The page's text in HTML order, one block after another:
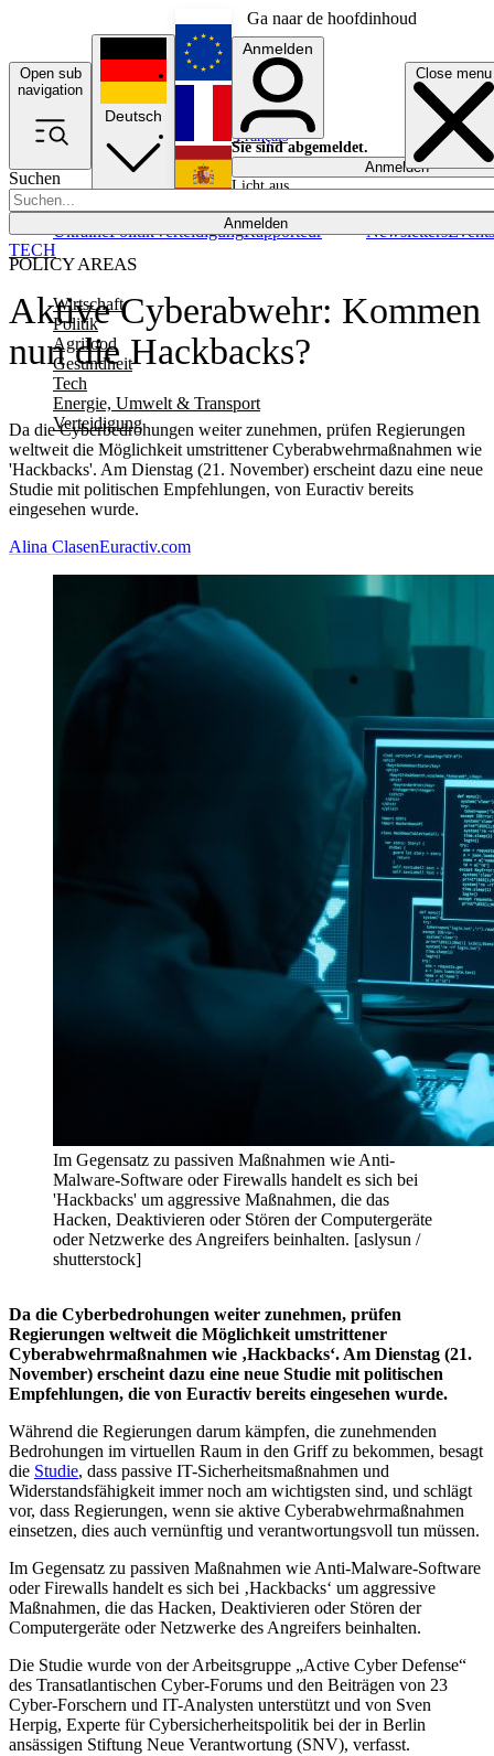
Ga naar de hoofdinhoud
Open sub
navigation
Close menu
Suchen
Anmelden
POLICY AREAS
Wirtschaft
Politik
Agrifood
Gesundheit
Tech
Energie, Umwelt & Transport
Verteidigung
UkrainePolitikVerteidigungRapporteur NewslettersEvents
Deutsch
English
Français
Anmelden
Sie sind abgemeldet.
Anmelden
Licht aus
Aktive Cyberabwehr: Kommen
nun die Hackbacks?
Da die Cyberbedrohungen weiter zunehmen, prüfen Regierungen
weltweit die Möglichkeit umstrittener Cyberabwehrmaßnahmen wie
'Hackbacks'. Am Dienstag (21. November) erscheint dazu eine neue
Studie mit politischen Empfehlungen, von Euractiv bereits
eingesehen wurde.
TECH
Alina ClasenEuractiv.com
Im Gegensatz zu passiven Maßnahmen wie Anti-
Malware-Software oder Firewalls handelt es sich bei
'Hackbacks' um aggressive Maßnahmen, die das
Hacken, Deaktivieren oder Stören der Computergeräte
oder Netzwerke des Angreifers beinhalten. [aslysun /
shutterstock]
Da die Cyberbedrohungen weiter zunehmen, prüfen
Regierungen weltweit die Möglichkeit umstrittener
Cyberabwehrmaßnahmen wie ‚Hackbacks‘. Am Dienstag (21.
November) erscheint dazu eine neue Studie mit politischen
Empfehlungen, die von Euractiv bereits eingesehen wurde.
Während die Regierungen darum kämpfen, die zunehmenden
Bedrohungen im virtuellen Raum in den Griff zu bekommen, besagt
die Studie, dass passive IT-Sicherheitsmaßnahmen und
Widerstandsfähigkeit immer noch am wichtigsten sind, und schlägt
vor, dass Regierungen, wenn sie aktive Cyberabwehrmaßnahmen
einsetzen, dies auch vernünftig und verantwortungsvoll tun müssen.
Im Gegensatz zu passiven Maßnahmen wie Anti-Malware-Software
oder Firewalls handelt es sich bei ‚Hackbacks‘ um aggressive
Maßnahmen, die das Hacken, Deaktivieren oder Stören der
Computergeräte oder Netzwerke des Angreifers beinhalten.
Die Studie wurde von der Arbeitsgruppe „Active Cyber Defense“
des Transatlantischen Cyber-Forums und den Beiträgen von 23
Cyber-Forschern und IT-Analysten unterstützt und von Sven
Herpig, Experte für Cybersicherheitspolitik bei der in Berlin
ansässigen Stiftung Neue Verantwortung (SNV), verfasst.